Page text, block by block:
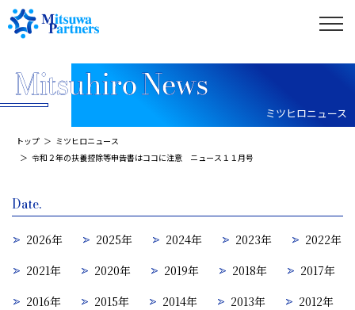
ミツヒロニュース
トップ
ミツヒロニュース
令和２年の扶養控除等申告書はココに注意 ニュース１１月号
Date.
2026年 2025年 2024年 2023年
2022年
2021年
2020年 2019年 2018年
2017年
2016年
2015年 2014年 2013年
2012年